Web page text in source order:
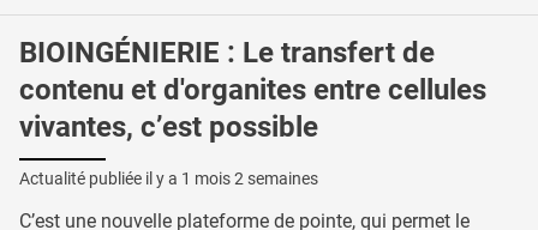
BIOINGÉNIERIE : Le transfert de
contenu et d'organites entre cellules
vivantes, c’est possible
Actualité publiée il y a 1 mois 2 semaines
C’est une nouvelle plateforme de pointe, qui permet le